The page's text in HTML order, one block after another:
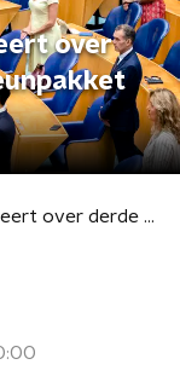
over
Tweede Kamer debatteert over derde economische steunpakket